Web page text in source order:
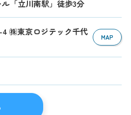
「立川南駅」徒歩3分
㈱東京ロジテック千代 MAP